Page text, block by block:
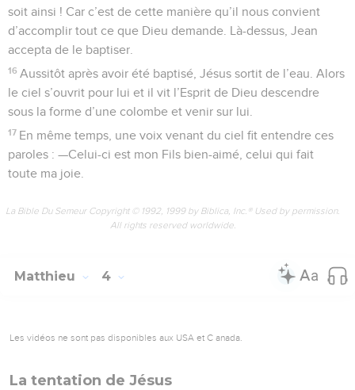
soit ainsi ! Car c’est de cette manière qu’il nous convient
d’accomplir tout ce que Dieu demande. Là-dessus, Jean
accepta de le baptiser.
16 Aussitôt après avoir été baptisé, Jésus sortit de l’eau. Alors
le ciel s’ouvrit pour lui et il vit l’Esprit de Dieu descendre
sous la forme d’une colombe et venir sur lui.
17 En même temps, une voix venant du ciel fit entendre ces
paroles : —Celui-ci est mon Fils bien-aimé, celui qui fait
toute ma joie.
La Bible Du Semeur Copyright © 1992, 1999 by Biblica, Inc.® Used by permission.
All rights reserved worldwide.
Matthieu 4
Les vidéos ne sont pas disponibles aux USA et C anada.
La tentation de Jésus